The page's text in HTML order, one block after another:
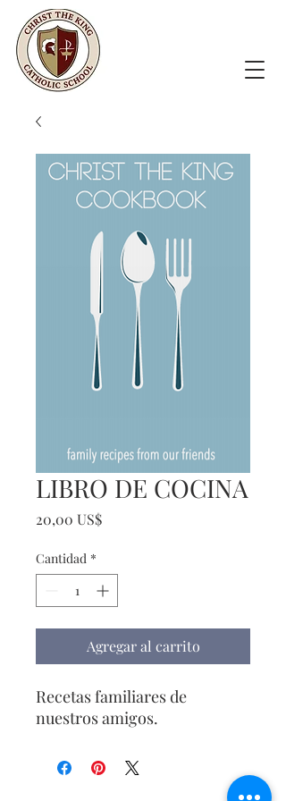
LIBRO DE COCINA
20,00 US$Precio
Cantidad *
Agregar al carrito
Recetas familiares de
nuestros amigos.